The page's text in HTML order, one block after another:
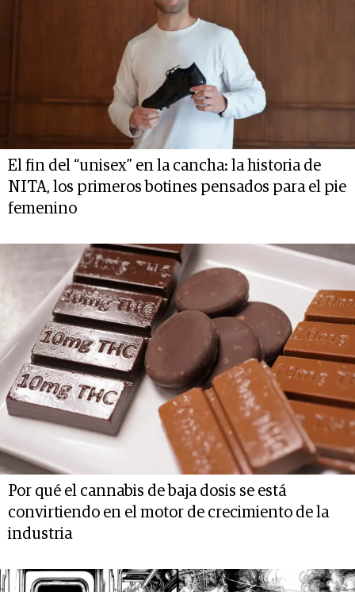
El fin del “unisex” en la cancha: la historia de
NITA, los primeros botines pensados para el pie
femenino
Por qué el cannabis de baja dosis se está
convirtiendo en el motor de crecimiento de la
industria